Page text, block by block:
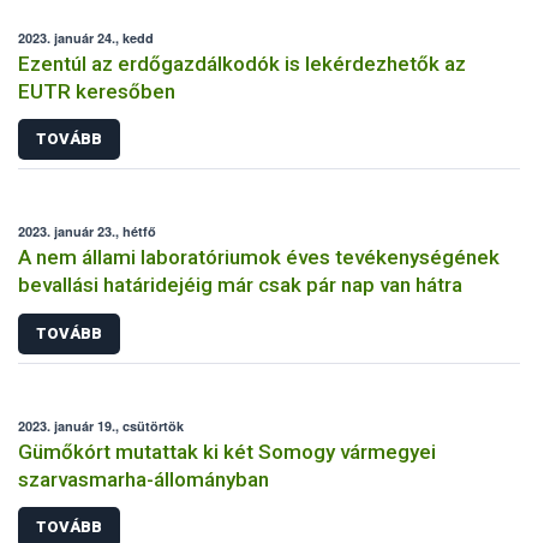
2023. január 24., kedd
Ezentúl az erdőgazdálkodók is lekérdezhetők az
EUTR keresőben
TOVÁBB
2023. január 23., hétfő
A nem állami laboratóriumok éves tevékenységének
bevallási határidejéig már csak pár nap van hátra
TOVÁBB
2023. január 19., csütörtök
Gümőkórt mutattak ki két Somogy vármegyei
szarvasmarha-állományban
TOVÁBB